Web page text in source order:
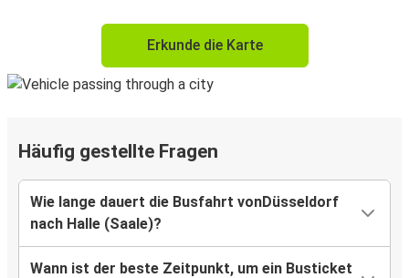
Erkunde die Karte
Häufig gestellte Fragen
Wie lange dauert die Busfahrt vonDüsseldorf
nach Halle (Saale)?
Wann ist der beste Zeitpunkt, um ein Busticket